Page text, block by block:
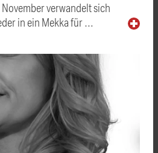
verwandelt sich
in ein Mekka für …